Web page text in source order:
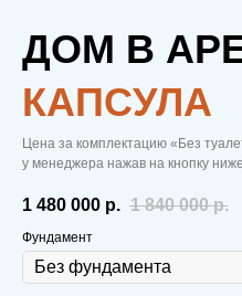
ДОМ В
КАПСУЛА
Цена за комплектацию «Без
у менеджера нажав на кнопку ниже
1 480 000 р. 1 840 000 р.
Фундамент